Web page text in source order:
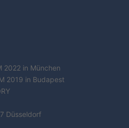
2022 in München
2019 in Budapest
Düsseldorf